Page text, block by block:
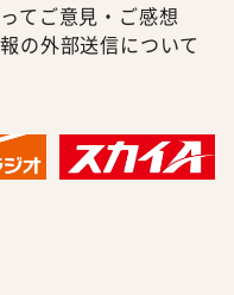
て ご意見・ご感想
の外部送信について